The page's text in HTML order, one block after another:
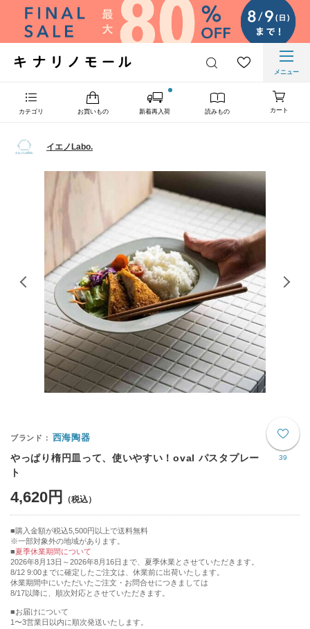
メニュー
カテゴリ お買いもの 新着再入荷 読みもの カート
イエノLabo.
39
西海陶器
やっぱり楕円皿って、使いやすい！oval パスタプレー
ト
4,620円
購入金額が税込5,500円以上で送料無料
※一部対象外の地域があります。
夏季休業期間について
2026年8月13日～2026年8月16日まで、夏季休業とさせていただきます。
8/12 9:00までに確定したご注文は、休業前に出荷いたします。
休業期間中にいただいたご注文・お問合せにつきましては
8/17以降に、順次対応とさせていただきます。
■お届けについて
1〜3営業日以内に順次発送いたします。